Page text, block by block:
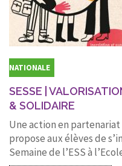
NATIONALE
SESSE |
& SOLIDAIRE
Une action en partenariat
propose aux élèves de
Semaine de l’ESS à